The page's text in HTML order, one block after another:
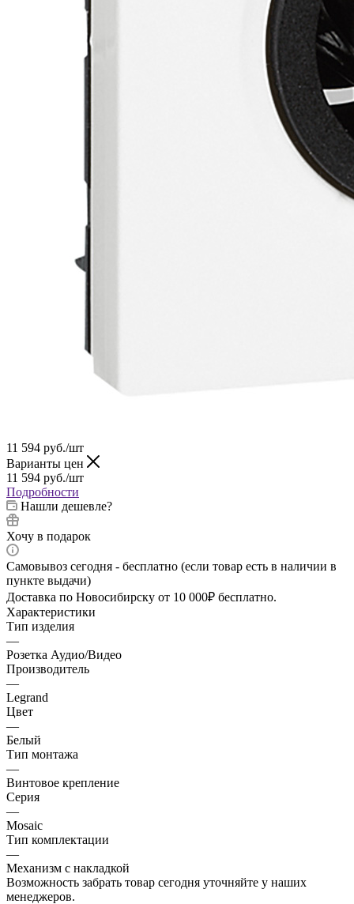
11 594 руб./шт
Варианты цен
11 594 руб./шт
Подробности
Нашли дешевле?
Хочу в подарок
Самовывоз сегодня - бесплатно (если товар есть в наличии в
пункте выдачи)
Доставка по Новосибирску от 10 000₽ бесплатно.
Характеристики
Тип изделия
—
Розетка Аудио/Видео
Производитель
—
Legrand
Цвет
—
Белый
Тип монтажа
—
Винтовое крепление
Серия
—
Mosaic
Тип комплектации
—
Механизм с накладкой
Возможность забрать товар сегодня уточняйте у наших
менеджеров.